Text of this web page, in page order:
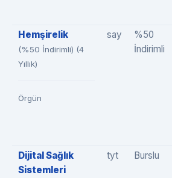
Hemşirelik
(%50 İndirimli) (4
Yıllık)
Örgün
say
%50
İndirimli
Dijital Sağlık
Sistemleri
tyt Burslu